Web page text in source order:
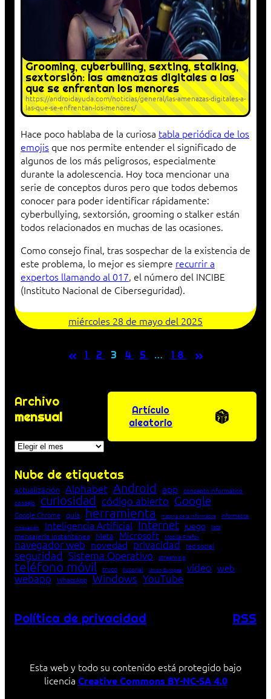
Grooming, cyberbulling, sexting, stalking,
sextorsión: las amenazas digitales a las
que se enfrentan los menores
https://androidayuda.com/noticias/general/las-amenazas-digitales-a-
las-que-se-enfrentan-los-menores/
Hace poco hablaba de la curiosa tabla periódica de los
emojis que nos permite entender el significado de
algunos de los más peligrosos, especialmente
durante la adolescencia. Hoy toca mencionar una
serie de conceptos duros pero que todos debemos
conocer para poder identificar rápidamente:
cyberbullying, sextorsión, grooming o stalker están
todos relacionados en muchas de las ocasiones.
Como consejo final, tras sospechar de la existencia de
este problema, lo mejor es siempre recurrir a
expertos llamando al 017, el número del INCIBE
(Instituto Nacional de Ciberseguridad).
miércoles 28 de mayo del 2025
« 1 2 3 4 5 … 18 »
Archivo
mensual
Archivos
Artículo
aleatorio
Nube de etiquetas
actualización Alphabet Android app concepto informático
consejo
curiosidad código abierto Google
Google Chrome guía herramienta historia de la Informática Informática
innovación Inteligencia Artificial Internet juego lista
mensajería instantánea Meta Microsoft Mozilla Firefox
navegador web novedad privacidad red social
seguridad Sistema Operativo streaming
teléfono móvil truco tutorial Unión Europea vídeo web
webapp WhatsApp Windows YouTube
Política de privacidad RSS
Esta web y todo su contenido está protegido bajo
licencia Creative Commons BY-NC-SA 4.0